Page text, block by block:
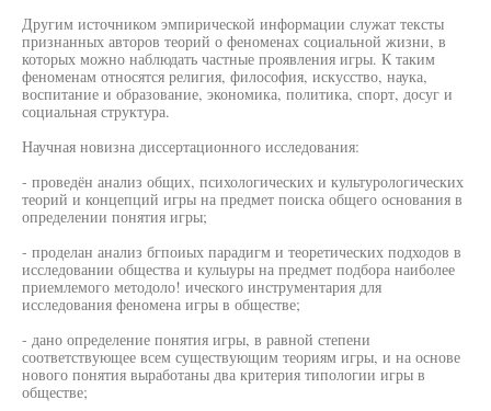
Другим источником эмпирической информации служат тексты
признанных авторов теорий о феноменах социальной жизни, в
которых можно наблюдать частные проявления игры. К таким
феноменам относятся религия, философия, искусство, наука,
воспитание и образование, экономика, политика, спорт, досуг и
социальная структура.
Научная новизна диссертационного исследования:
- проведён анализ общих, психологических и культурологических
теорий и концепций игры на предмет поиска общего основания в
определении понятия игры;
- проделан анализ бгпоиых парадигм и теоретических подходов в
исследовании общества и кулыуры на предмет подбора наиболее
приемлемого методоло! ического инструментария для
исследования феномена игры в обществе;
- дано определение понятия игры, в равной степени
соответствующее всем существующим теориям игры, и на основе
нового понятия выработаны два критерия типологии игры в
обществе;